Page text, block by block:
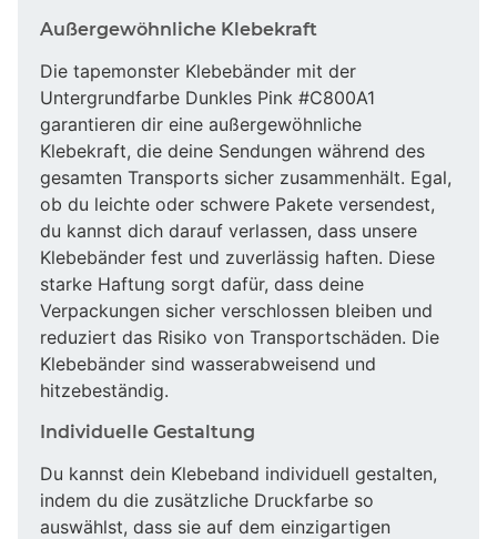
Außergewöhnliche Klebekraft
Die tapemonster Klebebänder mit der
Untergrundfarbe Dunkles Pink #C800A1
garantieren dir eine außergewöhnliche
Klebekraft, die deine Sendungen während des
gesamten Transports sicher zusammenhält. Egal,
ob du leichte oder schwere Pakete versendest,
du kannst dich darauf verlassen, dass unsere
Klebebänder fest und zuverlässig haften. Diese
starke Haftung sorgt dafür, dass deine
Verpackungen sicher verschlossen bleiben und
reduziert das Risiko von Transportschäden. Die
Klebebänder sind wasserabweisend und
hitzebeständig.
Individuelle Gestaltung
Du kannst dein Klebeband individuell gestalten,
indem du die zusätzliche Druckfarbe so
auswählst, dass sie auf dem einzigartigen